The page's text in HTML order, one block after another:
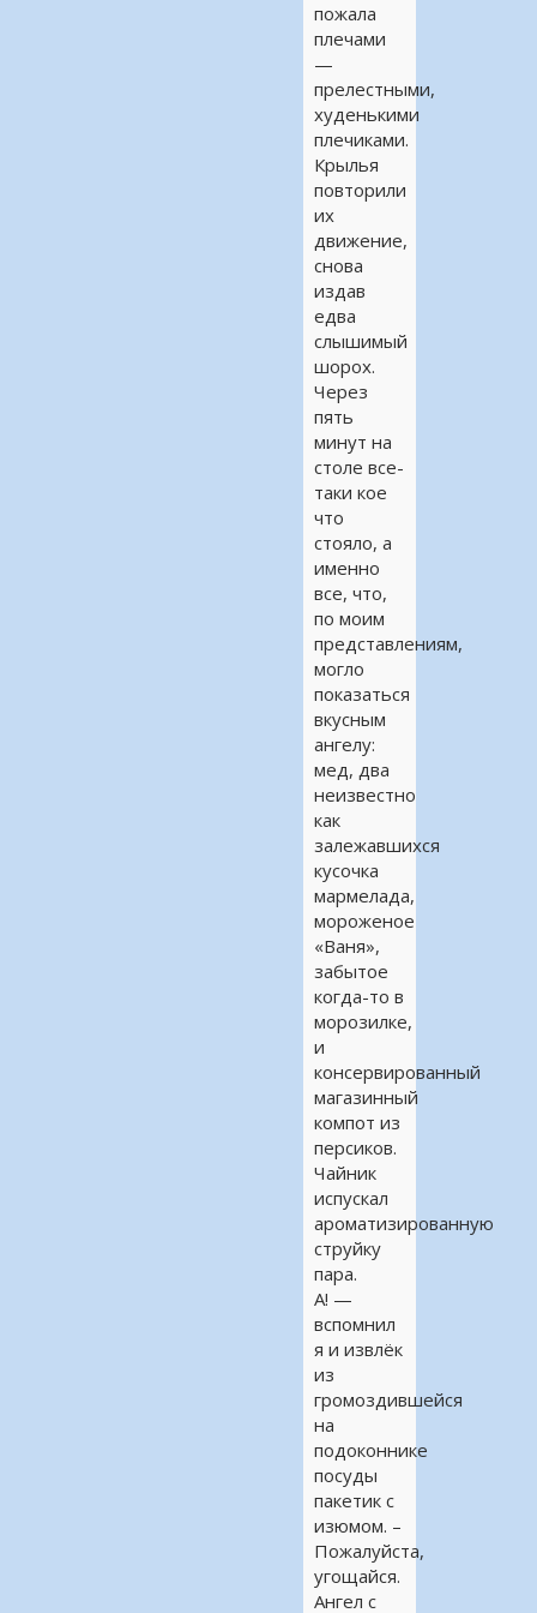
пожала
плечами
—
прелестными,
худенькими
плечиками.
Крылья
повторили
их
движение,
снова
издав
едва
слышимый
шорох.
Через
пять
минут на
столе все-
таки кое
что
стояло, а
именно
все, что,
по моим
представлениям,
могло
показаться
вкусным
ангелу:
мед, два
неизвестно
как
залежавшихся
кусочка
мармелада,
мороженое
«Ваня»,
забытое
когда-то в
морозилке,
и
консервированный
магазинный
компот из
персиков.
Чайник
испускал
ароматизированную
струйку
пара.
А! —
вспомнил
я и извлёк
из
громоздившейся
на
подоконнике
посуды
пакетик с
изюмом. –
Пожалуйста,
угощайся.
Ангел с